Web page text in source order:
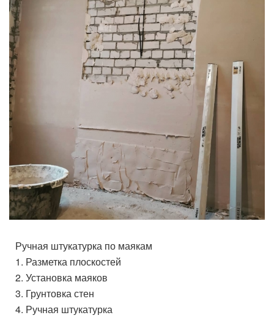
Ручная штукатурка по маякам
1. Разметка плоскостей
2. Установка маяков
3. Грунтовка стен
4. Ручная штукатурка